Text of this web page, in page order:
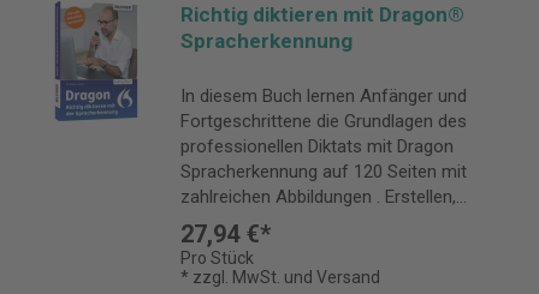
Richtig diktieren mit Dragon®
Spracherkennung
In diesem Buch lernen Anfänger und
Fortgeschrittene die Grundlagen des
professionellen Diktats mit Dragon
Spracherkennung auf 120 Seiten mit
zahlreichen Abbildungen . Erstellen,
korrigieren und formatieren Sie Ihre
Dokumente per Sprache. Lernen Sie
verborgene Einstellungen kennen und
27,94 €*
Pro Stück
* zzgl. MwSt. und Versand